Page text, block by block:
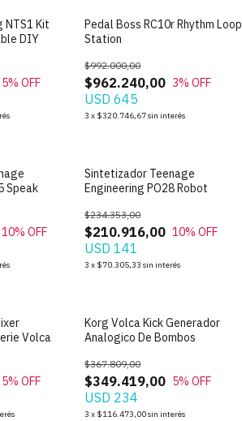
NTS1 Kit
DIY
5% OFF
Pedal Boss RC10r Rhythm Loop
Station
$962.240,00
$992.000,00
3% OFF
USD 645
3 x $320.746,67sin interés
Speak
10% OFF
Sintetizador Teenage
Engineering PO28 Robot
$210.916,00
$234.353,00
10% OFF
USD 141
3 x $70.305,33 sin interés
Volca
5% OFF
Korg Volca Kick Generador
Analogico De Bombos
$349.419,00
$367.809,00
5% OFF
USD 234
3 x $116.473,00sin interés